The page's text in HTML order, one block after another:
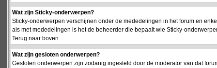
Wat zijn Sticky-onderwerpen?
Sticky-onderwerpen verschijnen onder de mededelingen in het forum en
als met mededelingen is het de beheerder die bepaalt wie Sticky-
Terug naar boven
Wat zijn gesloten onderwerpen?
Gesloten onderwerpen zijn zodanig ingesteld door de moderator van dat